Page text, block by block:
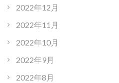
2022年12月
2022年11月
2022年10月
2022年9月
2022年8月